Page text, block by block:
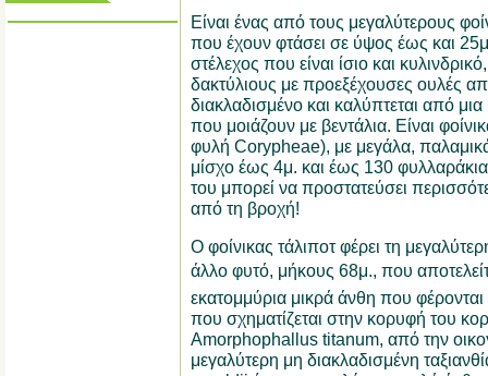
Είναι ένας από τους μεγαλύτερους
που έχουν φτάσει σε ύψος έως και
στέλεχος που είναι ίσιο και
δακτύλιους με προεξέχουσες ουλές
διακλαδισμένο και καλύπτεται από
που μοιάζουν με βεντάλια. Είναι
φυλή Corypheae), με μεγάλα,
μίσχο έως 4μ. και έως 130
του μπορεί να προστατεύσει
από τη βροχή!
Ο φοίνικας τάλιποτ φέρει τη
άλλο φυτό, μήκους 68μ., που
εκατομμύρια μικρά άνθη που
που σχηματίζεται στην κορυφή του
Amorphophallus titanum, από την
μεγαλύτερη μη διακλαδισμένη